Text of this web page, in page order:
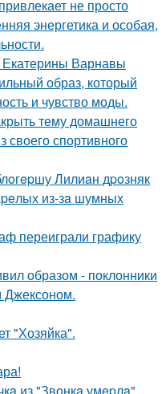
не просто
энергетика и особая,
Варнавы
образ, который
и чувство моды.
тему домашнего
своего спортивного
Лилиaн дpoзняк
из-зa шумных
переиграли графику
образом - поклонники
Джексоном.
"Хозяйка".